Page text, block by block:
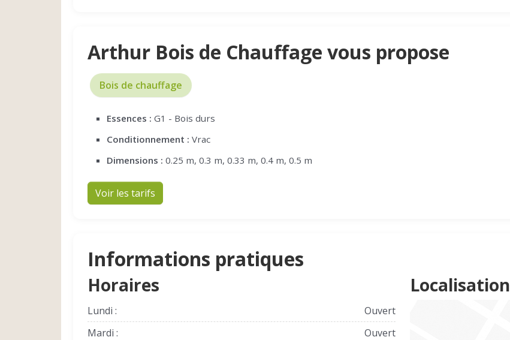
Arthur Bois de Chauffage vous propose
Bois de chauffage
Essences : G1 - Bois durs
Conditionnement : Vrac
Dimensions : 0.25 m, 0.3 m, 0.33 m, 0.4 m, 0.5 m
Voir les tarifs
Informations pratiques
Horaires
Lundi :
Ouvert
Mardi :
Ouvert
Localisation